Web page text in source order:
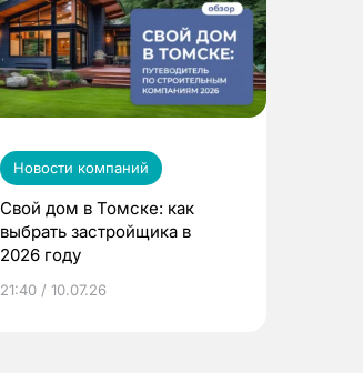
Новости компаний
Свой дом в Томске: как
выбрать застройщика в
2026 году
21:40 / 10.07.26